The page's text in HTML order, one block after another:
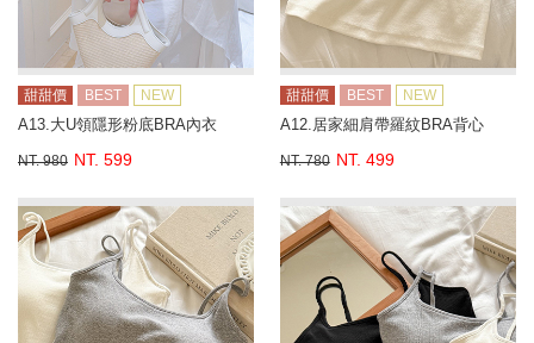
甜甜價 BEST NEW
A13.大U領隱形粉底BRA內衣
NT. 980 NT. 599
甜甜價 BEST NEW
A12.居家細肩帶羅紋BRA背心
NT. 780 NT. 499